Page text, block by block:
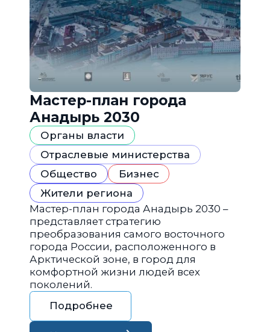
Мастер-план города
Анадырь 2030
Органы власти
Отраслевые министерства
Общество
Бизнес
Жители региона
Мастер-план города Анадырь 2030 –
представляет стратегию
преобразования самого восточного
города России, расположенного в
Арктической зоне, в город для
комфортной жизни людей всех
поколений.
Подробнее